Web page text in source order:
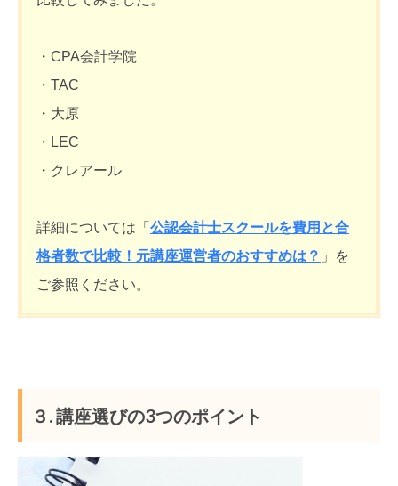
・CPA会計学院
・TAC
・大原
・LEC
・クレアール
詳細については「 公認会計士スクールを費用と合
格者数で比較！元講座運営者のおすすめは？ 」を
ご参照ください。
３. 講座選びの3つのポイント